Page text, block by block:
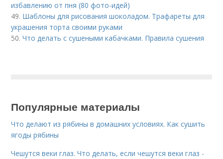
избавлению от пня (80 фото-идей)
49. Шаблоны для рисования шоколадом. Трафареты для
украшения торта своими руками
50.Что делать с сушеными кабачками. Правила сушения
Популярные материалы
Что делают из рябины в домашних условиях. Как сушить
ягоды рябины
Чешутся веки глаз. Что делать, если чешутся веки глаз -